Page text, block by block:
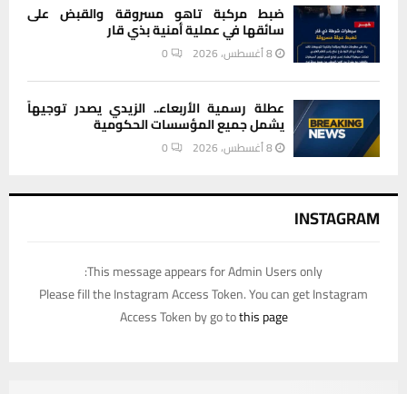
ضبط مركبة تاهو مسروقة والقبض على
سائقها في عملية أمنية بذي قار
8 أغسطس، 2026 0
عطلة رسمية الأربعاء.. الزيدي يصدر توجيهاً
يشمل جميع المؤسسات الحكومية
8 أغسطس، 2026 0
INSTAGRAM
This message appears for Admin Users only:
Please fill the Instagram Access Token. You can get Instagram
Access Token by go tothis page